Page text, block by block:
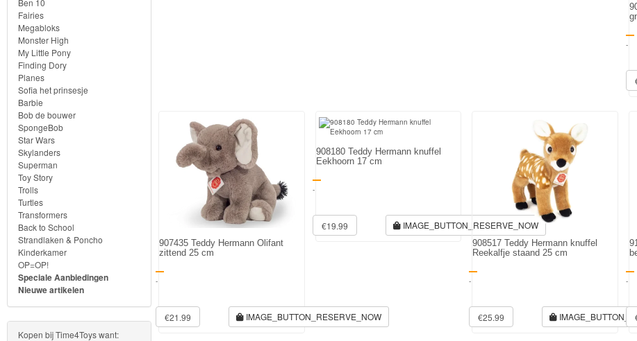
Masks
Super
Mario
Frozen
Paw
Patrol
Fireman
Sam
Magische
Eenhoorn
Mickey
&
Minnie
-
907435 Teddy Hermann Olifant
zittend 25 cm
-
€21.99 IMAGE_BUTTON_RESERVE_NOW
908180 Teddy Hermann knuffel
Eekhoorn 17 cm
-
€19.99 IMAGE_BUTTON_RESERVE_NOW
908517 Teddy Hermann knuffel
Reekalfje staand 25 cm
-
€25.99
-
Ben 10
Fairies
Megabloks
Monster High
My Little Pony
Finding Dory
Planes
Sofia het prinsesje
Barbie
Bob de bouwer
SpongeBob
Star Wars
Skylanders
Superman
Toy Story
Trolls
Turtles
Transformers
Back to School
Strandlaken & Poncho
Kinderkamer
OP=OP!
Speciale Aanbiedingen
Nieuwe artikelen
Kopen bij Time4Toys want: